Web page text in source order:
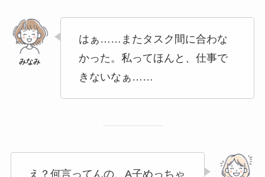
はぁ……またタスク間に合わな
かった。私ってほんと、仕事で
きないなぁ……
え？何言ってんの、A子めっちゃ